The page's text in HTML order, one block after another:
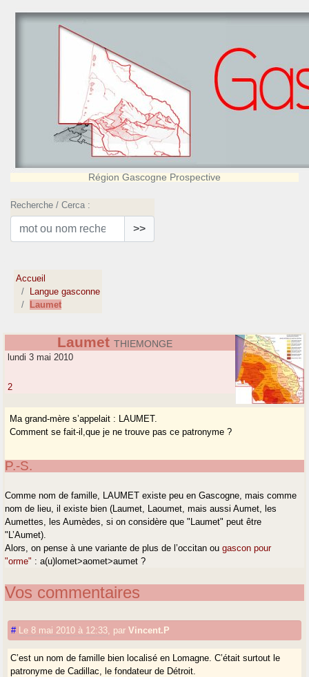
Région Gascogne Prospective
Recherche / Cerca :
>>
Accueil
Langue gasconne
Laumet
Laumet THIEMONGE
lundi 3 mai 2010
2
Ma grand-mère s’appelait : LAUMET.
Comment se fait-il,que je ne trouve pas ce patronyme ?
P.-S.
Comme nom de famille, LAUMET existe peu en Gascogne, mais comme
nom de lieu, il existe bien (Laumet, Laoumet, mais aussi Aumet, les
Aumettes, les Aumèdes, si on considère que "Laumet" peut être
"L’Aumet).
Alors, on pense à une variante de plus de l’occitan ougascon pour
"orme" : a(u)lomet>aomet>aumet ?
Vos commentaires
# Le 8 mai 2010 à 12:33 parVincent.P
C’est un nom de famille bien localisé en Lomagne. C’était surtout le
patronyme de Cadillac, le fondateur de Détroit.